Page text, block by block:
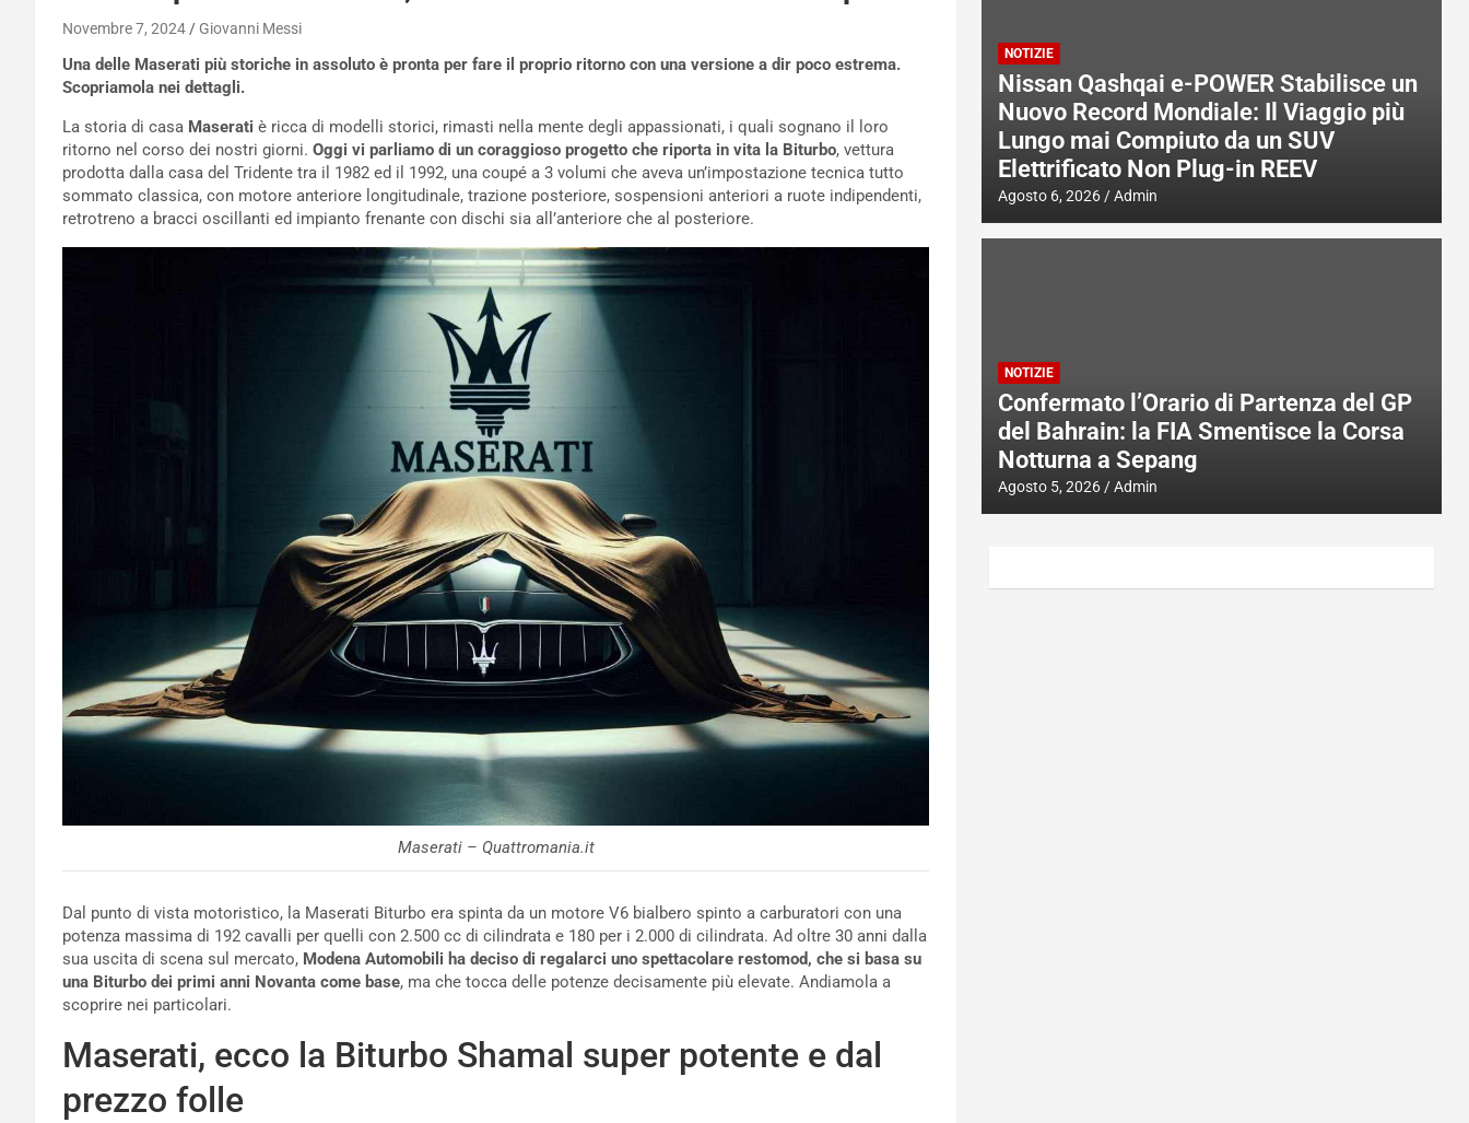
Novembre 7, 2024 Giovanni Messi
Una delle Maserati più storiche in assoluto è pronta per fare il proprio ritorno con una versione a dir poco estrema.
Scopriamola nei dettagli.
La storia di casa Maserati è ricca di modelli storici, rimasti nella mente degli appassionati, i quali sognano il loro
ritorno nel corso dei nostri giorni. Oggi vi parliamo di un coraggioso progetto che riporta in vita la Biturbo, vettura
prodotta dalla casa del Tridente tra il 1982 ed il 1992, una coupé a 3 volumi che aveva un’impostazione tecnica tutto
sommato classica, con motore anteriore longitudinale, trazione posteriore, sospensioni anteriori a ruote indipendenti,
retrotreno a bracci oscillanti ed impianto frenante con dischi sia all’anteriore che al posteriore.
Maserati – Quattromania.it
Dal punto di vista motoristico, la Maserati Biturbo era spinta da un motore V6 bialbero spinto a carburatori con una
potenza massima di 192 cavalli per quelli con 2.500 cc di cilindrata e 180 per i 2.000 di cilindrata. Ad oltre 30 anni dalla
sua uscita di scena sul mercato, Modena Automobili ha deciso di regalarci uno spettacolare restomod, che si basa su
una Biturbo dei primi anni Novanta come base, ma che tocca delle potenze decisamente più elevate. Andiamola a
scoprire nei particolari.
Maserati, ecco la Biturbo Shamal super potente e dal
prezzo folle
NOTIZIE
Nissan Qashqai e-POWER Stabilisce un
Nuovo Record Mondiale: Il Viaggio più
Lungo mai Compiuto da un SUV
Elettrificato Non Plug-in REEV
Agosto 6, 2026 Admin
NOTIZIE
Confermato l’Orario di Partenza del GP
del Bahrain: la FIA Smentisce la Corsa
Notturna a Sepang
Agosto 5, 2026 Admin